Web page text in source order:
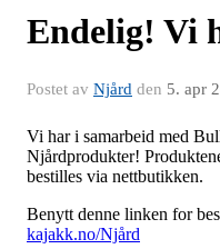
Endelig! Vi
Postet av Njård den 5. apr
Vi har i samarbeid med
Njårdprodukter!
bestilles via nettbutikken.
Benytt denne linken for
kajakk.no/Njård